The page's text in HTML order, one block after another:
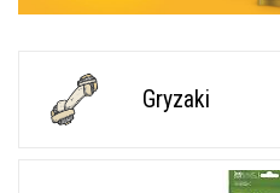
Gryzaki